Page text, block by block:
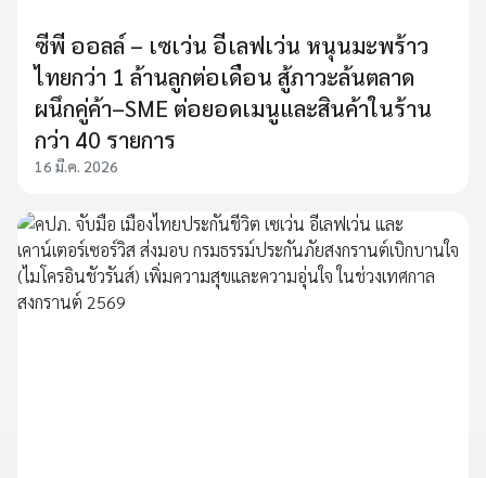
ซีพี ออลล์ – เซเว่น อีเลฟเว่น หนุนมะพร้าว
ไทยกว่า 1 ล้านลูกต่อเดือน สู้ภาวะล้นตลาด
ผนึกคู่ค้า–SME ต่อยอดเมนูและสินค้าในร้าน
กว่า 40 รายการ
16 มี.ค. 2026